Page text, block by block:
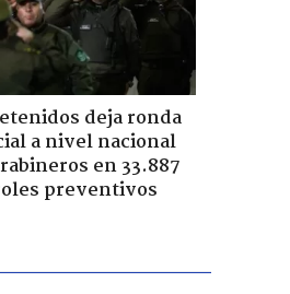
deja ronda
a nivel nacional
en 33.887
preventivos